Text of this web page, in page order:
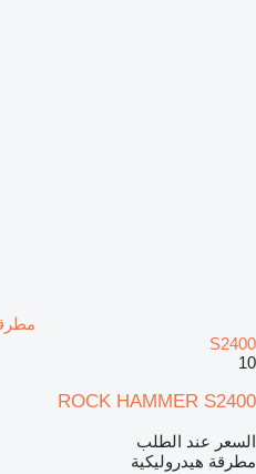
S2400
10
ROCK HAMMER S2400
السعر عند الطلب
مطرقة هيدروليكية